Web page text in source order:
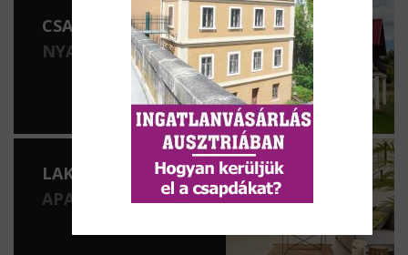
CSALÁDI HÁZAK
NYARALÓK
LAKÁSOK
APARTMANOK